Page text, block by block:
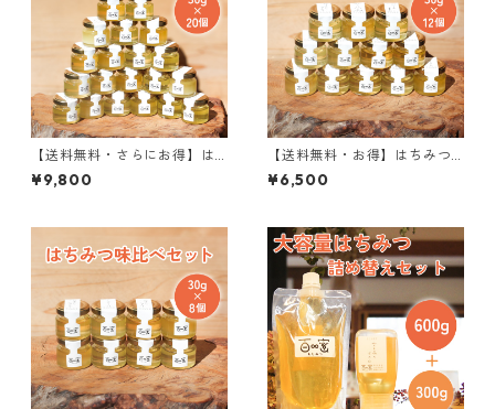
【送料無料・さらにお得】は
ちみつ味比べセット 30g×20
個
¥9,800
【送料無料・お得】はちみつ
味比べセット 30g×12個
¥6,500